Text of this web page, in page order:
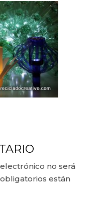
no será
están